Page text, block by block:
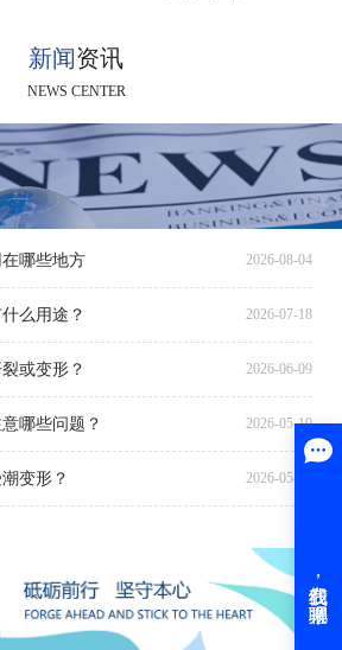
新闻资讯
NEWS CENTER
哪些地方 2026-08-04
么用途？ 2026-07-18
或变形？ 2026-06-09
哪些问题？ 2026-05-19
变形？ 2026-05-06